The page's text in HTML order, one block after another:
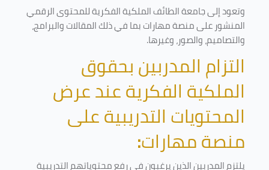
وتعود إلى جامعة الطائف الملكية الفكرية للمحتوى الرقمي
المنشور على منصة مهارات بما في ذلك المقالات والبرامج،
والتصاميم، والصور، وغيرها.
التزام المدربين بحقوق
الملكية الفكرية عند عرض
المحتويات التدريبية على
منصة مهارات:
يلتزم المدربين الذين يرغبون في رفع محتوياتهم التدريبية